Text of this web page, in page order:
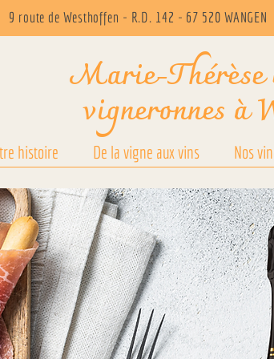
Marie-
vigneronnes à
histoire De la vigne aux vins Nos
9 route de Westhoffen - R.D. 142 - 67 520 WANGEN